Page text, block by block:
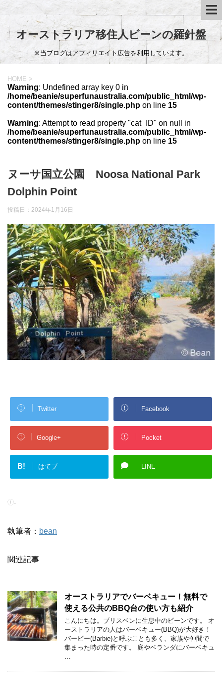
オーストラリア移住人ビーンの羅針盤
※当ブログはアフィリエイト広告を利用しています。
HOME >
Warning: Undefined array key 0 in
/home/beanie/superfunaustralia.com/public_html/wp-
content/themes/stinger8/single.php on line 15
Warning: Attempt to read property "cat_ID" on null in
/home/beanie/superfunaustralia.com/public_html/wp-
content/themes/stinger8/single.php on line 15
ヌーサ国立公園 Noosa National Park
Dolphin Point
投稿日： 2024年1月16日
Twitter Facebook
Google+ Pocket
B! はてブ LINE
-
執筆者： bean
関連記事
オーストラリアでバーベキュー！無料で
使える公共のBBQ台の使い方も紹介
こんにちは。ブリスベンに生息中のビーンです。 オ
ーストラリアの人はバーベキュー(BBQ)が大好き！
バービー(Barbie)と呼ぶことも多く、家族や仲間で
集まった時の定番です。 庭やベランダにバーベキュ